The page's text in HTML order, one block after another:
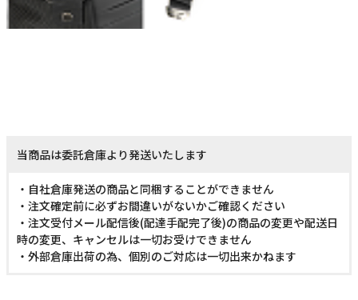
当商品は委託倉庫より発送いたします
・自社倉庫発送の商品と同梱することができません
・注文確定前に必ずお間違いがないかご確認ください
・注文受付メール配信後(配達手配完了後)の商品の変更や配送日
時の変更、キャンセルは一切お受けできません
・外部倉庫出荷の為、個別のご対応は一切出来かねます